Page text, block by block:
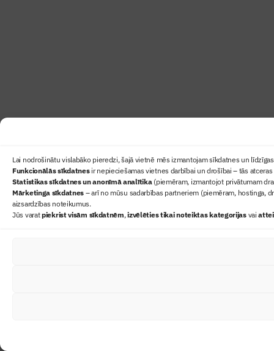
Lai nodrošinātu vislabāko pieredzi, šajā vietnē mēs izmantojam sīkdatnes un
Funkcionālās sīkdatnesir nepieciešamas vietnes darbībai un drošībai – tās
Statistikas sīkdatnes un anonīmā analītika(piemēram, izmantojot privātumam
Mārketinga sīkdatnes – arī no mūsu sadarbības partneriem (piemēram, hostinga,
aizsardzības noteikumus.
Jūs varatpiekrist visām sīkdatnēm,izvēlēties tikai noteiktas kategorijasvai